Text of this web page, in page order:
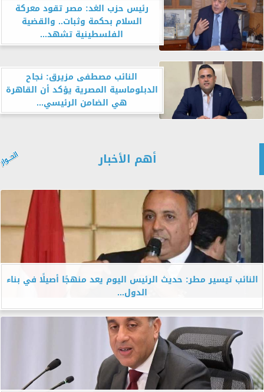
رئيس حزب الغد: مصر تقود معركة
السلام بحكمة وثبات.. والقضية
الفلسطينية تشهد...
النائب مصطفى مزيرق: نجاح
الدبلوماسية المصرية يؤكد أن القاهرة
هي الضامن الرئيسي...
أهم الأخبار
النائب تيسير مطر: حديث الرئيس اليوم يعد منهجًا أصيلًا في بناء
الدول...